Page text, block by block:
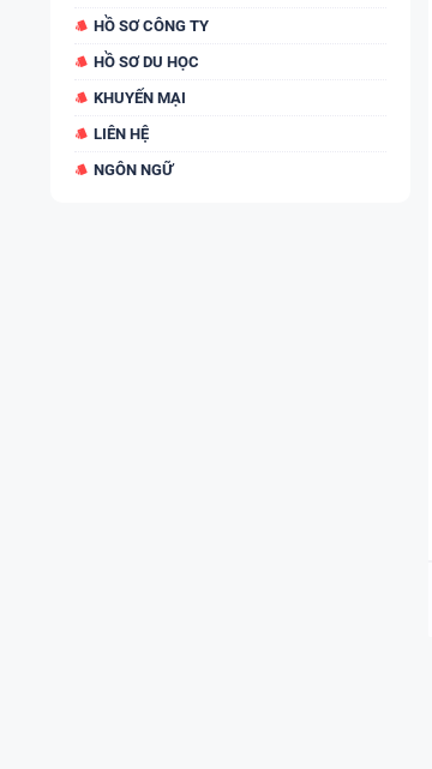
HỒ SƠ CÔNG TY
HỒ SƠ DU HỌC
KHUYẾN MẠI
LIÊN HỆ
NGÔN NGỮ